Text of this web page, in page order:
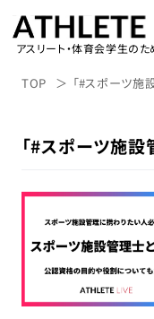
アスリート・体育会学生の
TOP 「#スポーツ施
「#スポーツ施
トップ
に」
アスリートライ
アスリートのキ